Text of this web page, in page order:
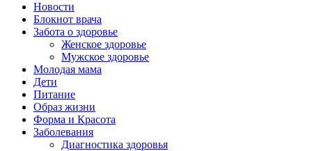
Новости
Блокнот врача
Забота о здоровье
Женское здоровье
Мужское здоровье
Молодая мама
Дети
Питание
Образ жизни
Форма и Красота
Заболевания
Диагностика здоровья